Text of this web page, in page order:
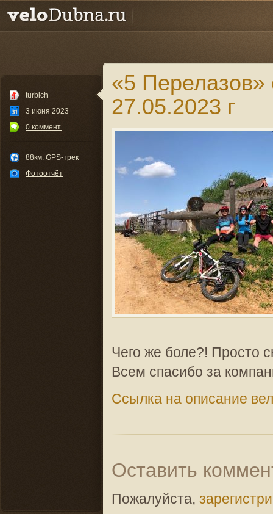
«5
27.05.2023 г
turbich
3 июня 2023
0 коммент.
88км. GPS-трек
Фотоотчёт
Чего же боле?! Просто
Всем спасибо за
Ссылка на описание
Оставить
Пожалуйста,